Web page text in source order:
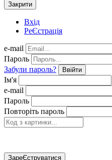
Закрити
Вхід
РеЄстрація
e-mail
Пароль
Забули пароль?
Ввійти
Ім'я
e-mail
Пароль
Повторіть пароль
ЗареЄструватися